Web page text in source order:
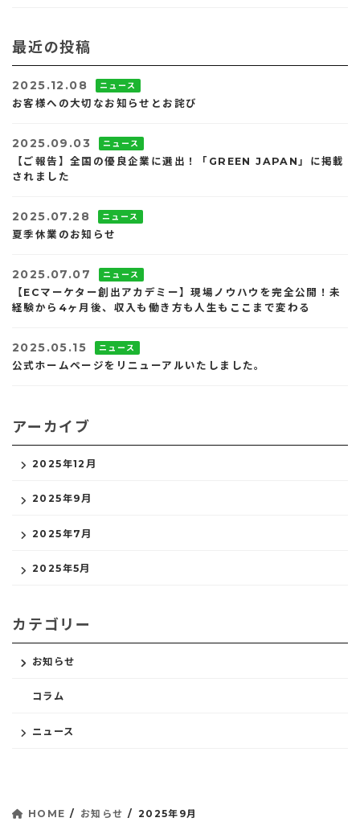
最近の投稿
2025.12.08 ニュース
お客様への大切なお知らせとお詫び
2025.09.03 ニュース
【ご報告】全国の優良企業に選出！「GREEN JAPAN」に掲載
されました
2025.07.28 ニュース
夏季休業のお知らせ
2025.07.07 ニュース
【ECマーケター創出アカデミー】現場ノウハウを完全公開！未
経験から4ヶ月後、収入も働き方も人生もここまで変わる
2025.05.15 ニュース
公式ホームページをリニューアルいたしました。
アーカイブ
2025年12月
2025年9月
2025年7月
2025年5月
カテゴリー
お知らせ
コラム
ニュース
HOME お知らせ 2025年9月